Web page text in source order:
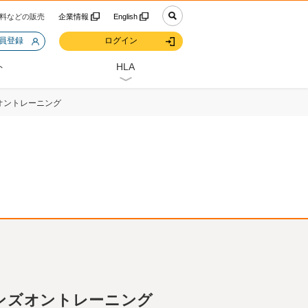
などの販売 企業情報 English
登録 ログイン
HLA
ントレーニング
ズオントレーニング